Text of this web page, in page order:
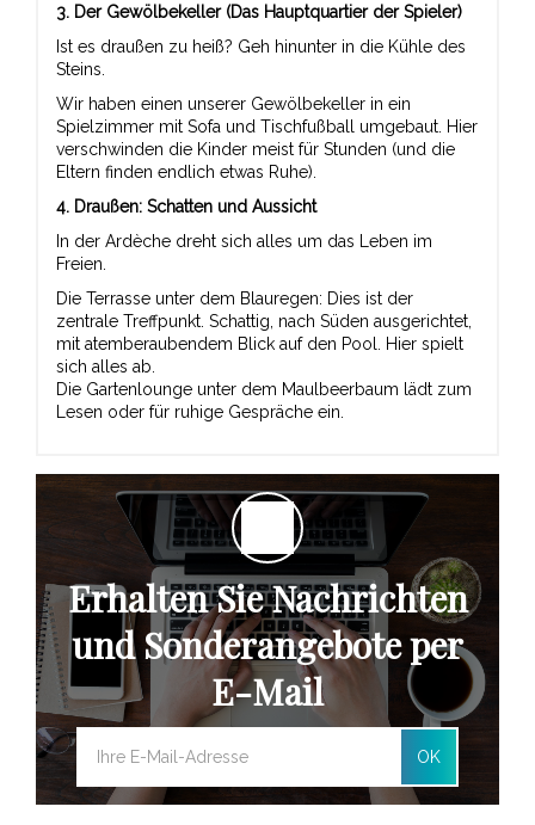
3. Der Gewölbekeller (Das Hauptquartier der Spieler)
Ist es draußen zu heiß? Geh hinunter in die Kühle des
Steins.
Wir haben einen unserer Gewölbekeller in ein
Spielzimmer mit Sofa und Tischfußball umgebaut. Hier
verschwinden die Kinder meist für Stunden (und die
Eltern finden endlich etwas Ruhe).
4. Draußen: Schatten und Aussicht
In der Ardèche dreht sich alles um das Leben im
Freien.
Die Terrasse unter dem Blauregen: Dies ist der
zentrale Treffpunkt. Schattig, nach Süden ausgerichtet,
mit atemberaubendem Blick auf den Pool. Hier spielt
sich alles ab.
Die Gartenlounge unter dem Maulbeerbaum lädt zum
Lesen oder für ruhige Gespräche ein.
Erhalten Sie Nachrichten
und Sonderangebote per
E-Mail
OK